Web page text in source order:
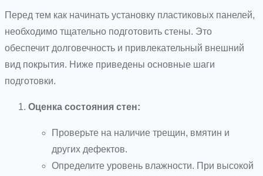
Перед тем как начинать установку пластиковых панелей,
необходимо тщательно подготовить стены. Это
обеспечит долговечность и привлекательный внешний
вид покрытия. Ниже приведены основные шаги
подготовки.
Оценка состояния стен:
Проверьте на наличие трещин, вмятин и
других дефектов.
Определите уровень влажности. При высокой